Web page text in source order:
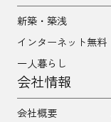
新築・築浅
インターネット無料
一人暮らし
会社情報
会社概要